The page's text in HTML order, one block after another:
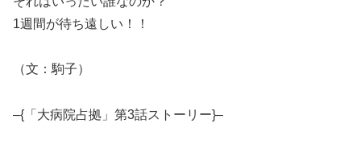
1週間が待ち遠しい！！
（文：駒子）
–{「大病院占拠」第3話ストーリー}–